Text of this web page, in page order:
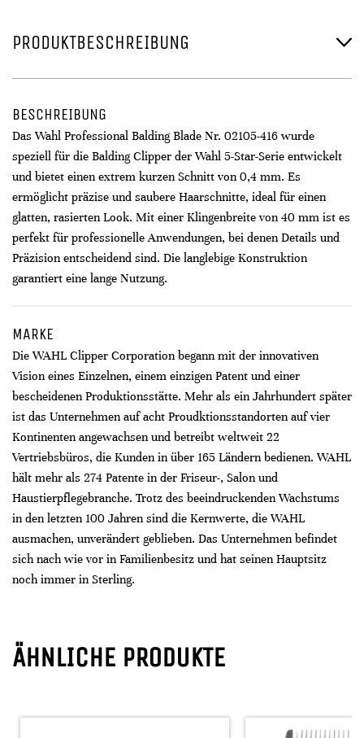
PRODUKTBESCHREIBUNG
BESCHREIBUNG
Das Wahl Professional Balding Blade Nr. 02105-416 wurde
speziell für die Balding Clipper der Wahl 5-Star-Serie entwickelt
und bietet einen extrem kurzen Schnitt von 0,4 mm. Es
ermöglicht präzise und saubere Haarschnitte, ideal für einen
glatten, rasierten Look. Mit einer Klingenbreite von 40 mm ist es
perfekt für professionelle Anwendungen, bei denen Details und
Präzision entscheidend sind. Die langlebige Konstruktion
garantiert eine lange Nutzung.
MARKE
Die WAHL Clipper Corporation begann mit der innovativen
Vision eines Einzelnen, einem einzigen Patent und einer
bescheidenen Produktionsstätte. Mehr als ein Jahrhundert später
ist das Unternehmen auf acht Proudktionsstandorten auf vier
Kontinenten angewachsen und betreibt weltweit 22
Vertriebsbüros, die Kunden in über 165 Ländern bedienen. WAHL
hält mehr als 274 Patente in der Friseur-, Salon und
Haustierpflegebranche. Trotz des beeindruckenden Wachstums
in den letzten 100 Jahren sind die Kernwerte, die WAHL
ausmachen, unverändert geblieben. Das Unternehmen befindet
sich nach wie vor in Familienbesitz und hat seinen Hauptsitz
noch immer in Sterling.
ÄHNLICHE PRODUKTE